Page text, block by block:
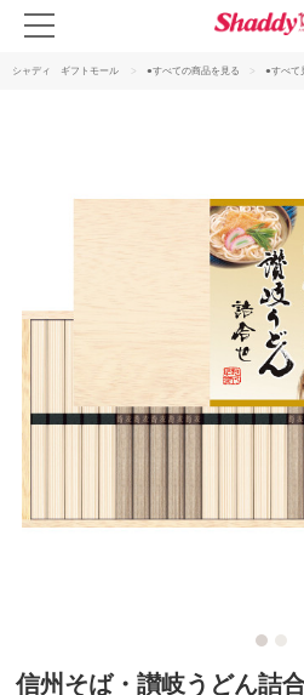
シャディ ギフトモール ●すべての商品を見る ●すべて
信州そば・讃岐うどん詰